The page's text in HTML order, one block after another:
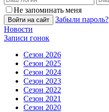
Не запоминать меня
Войти на сайт
Забыли пароль?
Новости
Записи гонок
Сезон 2026
Сезон 2025
Сезон 2024
Сезон 2023
Сезон 2022
Сезон 2021
Сезон 2020